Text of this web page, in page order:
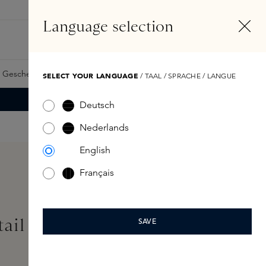
Samples Skins Exclusives Skins Boxen
Eternal Cream 50ml
Language selection
SELECT YOUR LANGUAGE / TAAL / SPRACHE / LANGUE
Deutsch
Nederlands
English
Français
SAVE